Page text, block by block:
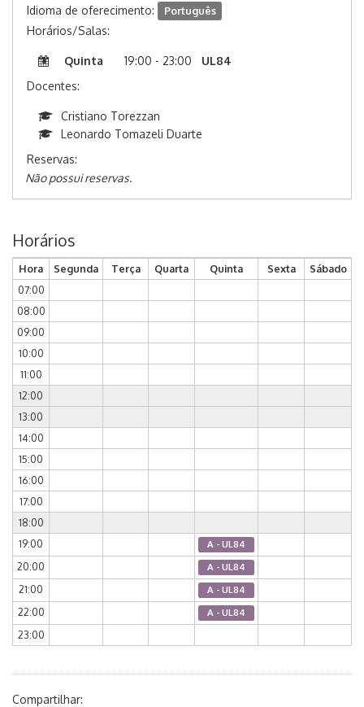
Idioma de oferecimento: Português
Horários/Salas:
Quinta 19:00 - 23:00
UL84
Docentes:
Cristiano Torezzan
Leonardo Tomazeli Duarte
Reservas:
Não possui reservas.
Horários
Hora Segunda Terça Quarta Quinta Sexta
Sábado
07:00
08:00
09:00
10:00
11:00
12:00
13:00
14:00
15:00
16:00
17:00
18:00
19:00
A - UL84
20:00 A - UL84
21:00 A - UL84
22:00 A - UL84
23:00
Compartilhar: